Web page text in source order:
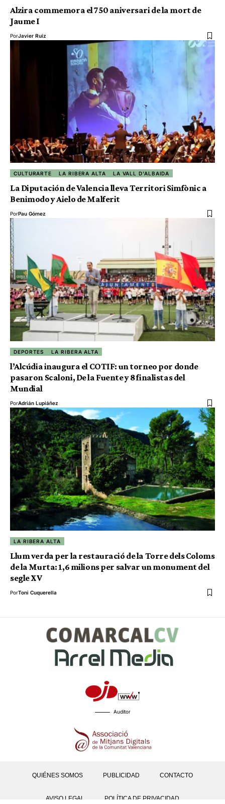
Alzira commemora el 750 aniversari de la mort de
Jaume I
PorJavier Ruiz
CULTURARTE LA RIBERA ALTA LA VALL D'ALBAIDA
La Diputación de Valencia lleva Territori Simfònic a
Benimodo y Aielo de Malferit
PorPau Gómez
DEPORTES LA RIBERA ALTA
l’Alcúdia inaugura el COTIF: un torneo por donde
pasaron Scaloni, De la Fuente y 8 finalistas del
Mundial
PorAdrián Lupiáñez
LA RIBERA ALTA
Llum verda per la restauració de la Torre dels Coloms
de la Murta: 1,6 milions per salvar un monument del
segle XV
PorToni Cuquerella
Auditor
QUIÉNES SOMOS PUBLICIDAD CONTACTO
AVISO LEGAL POLÍTICA DE PRIVACIDAD